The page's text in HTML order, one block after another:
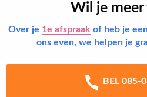
Wil je meer
Over je 1e afspraakof heb je een
ons even, we helpen je
BEL 085-